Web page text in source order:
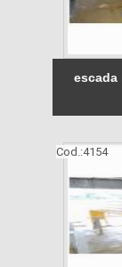
escada
Cod.:4154